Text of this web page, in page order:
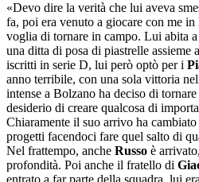
«Devo dire la verità che lui aveva
fa, poi era venuto a giocare con me
voglia di tornare in campo. Lui abita
una ditta di posa di piastrelle assieme
iscritti in serie D, lui però optò per i
anno terribile, con una sola vittoria
intense a Bolzano ha deciso di
desiderio di creare qualcosa di
Chiaramente il suo arrivo ha
progetti facendoci fare quel salto di
Nel frattempo, anche Russo è
profondità. Poi anche il fratello di